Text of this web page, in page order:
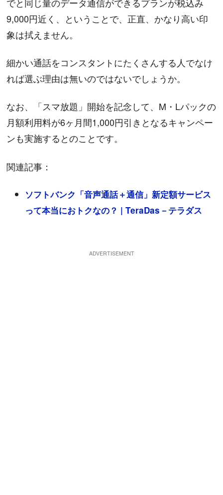
9,000円近く、ということで、正直、かなり高い印
象は拭えません。
細かい通話をコンスタントにたくさんする人でなけ
れば選ぶ理由は無いのではないでしょうか。
なお、「スマ放題」開始を記念して、M・Lパックの
月額利用料が6ヶ月間1,000円引きとなるキャンペー
ンも実施するとのことです。
関連記事：
ソフトバンク「音声通話＋通信」新定額サービス
って本当におトクなの？ | TeraDas－テラダス